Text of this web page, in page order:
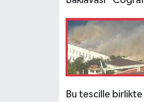
Bu tescille birlikte